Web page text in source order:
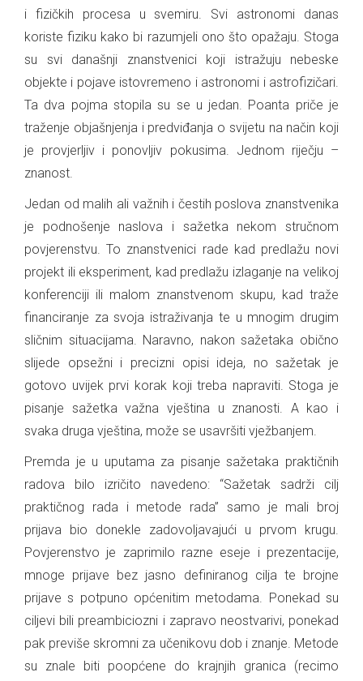
i fizičkih procesa u svemiru. Svi astronomi danas
koriste fiziku kako bi razumjeli ono što opažaju. Stoga
su svi današnji znanstvenici koji istražuju nebeske
objekte i pojave istovremeno i astronomi i astrofizičari.
Ta dva pojma stopila su se u jedan. Poanta priče je
traženje objašnjenja i predviđanja o svijetu na način koji
je provjerljiv i ponovljiv pokusima. Jednom riječju –
znanost.
Jedan od malih ali važnih i čestih poslova znanstvenika
je podnošenje naslova i sažetka nekom stručnom
povjerenstvu. To znanstvenici rade kad predlažu novi
projekt ili eksperiment, kad predlažu izlaganje na velikoj
konferenciji ili malom znanstvenom skupu, kad traže
financiranje za svoja istraživanja te u mnogim drugim
sličnim situacijama. Naravno, nakon sažetaka obično
slijede opsežni i precizni opisi ideja, no sažetak je
gotovo uvijek prvi korak koji treba napraviti. Stoga je
pisanje sažetka važna vještina u znanosti. A kao i
svaka druga vještina, može se usavršiti vježbanjem.
Premda je u uputama za pisanje sažetaka praktičnih
radova bilo izričito navedeno: “Sažetak sadrži cilj
praktičnog rada i metode rada” samo je mali broj
prijava bio donekle zadovoljavajući u prvom krugu.
Povjerenstvo je zaprimilo razne eseje i prezentacije,
mnoge prijave bez jasno definiranog cilja te brojne
prijave s potpuno općenitim metodama. Ponekad su
ciljevi bili preambiciozni i zapravo neostvarivi, ponekad
pak previše skromni za učenikovu dob i znanje. Metode
su znale biti poopćene do krajnjih granica (recimo